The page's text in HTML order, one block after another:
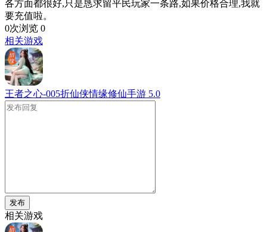
各方面都很好,只是恳求留平民玩家一条路,如果价格合理,我就
要充值啦。
0次浏览 0
相关游戏
王者之心-005折仙侠情缘修仙手游 5.0
发布
相关游戏